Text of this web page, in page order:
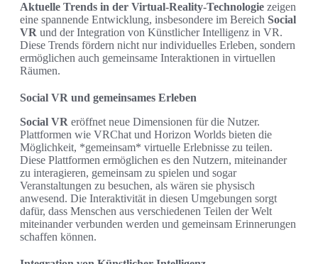
Aktuelle Trends in der Virtual-Reality-Technologie zeigen
eine spannende Entwicklung, insbesondere im Bereich Social
VR und der Integration von Künstlicher Intelligenz in VR.
Diese Trends fördern nicht nur individuelles Erleben, sondern
ermöglichen auch gemeinsame Interaktionen in virtuellen
Räumen.
Social VR und gemeinsames Erleben
Social VR eröffnet neue Dimensionen für die Nutzer.
Plattformen wie VRChat und Horizon Worlds bieten die
Möglichkeit, *gemeinsam* virtuelle Erlebnisse zu teilen.
Diese Plattformen ermöglichen es den Nutzern, miteinander
zu interagieren, gemeinsam zu spielen und sogar
Veranstaltungen zu besuchen, als wären sie physisch
anwesend. Die Interaktivität in diesen Umgebungen sorgt
dafür, dass Menschen aus verschiedenen Teilen der Welt
miteinander verbunden werden und gemeinsam Erinnerungen
schaffen können.